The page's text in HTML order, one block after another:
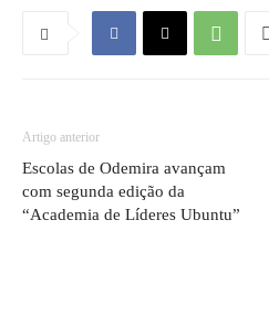
Artigo anterior
Escolas de Odemira avançam
com segunda edição da
“Academia de Líderes Ubuntu”